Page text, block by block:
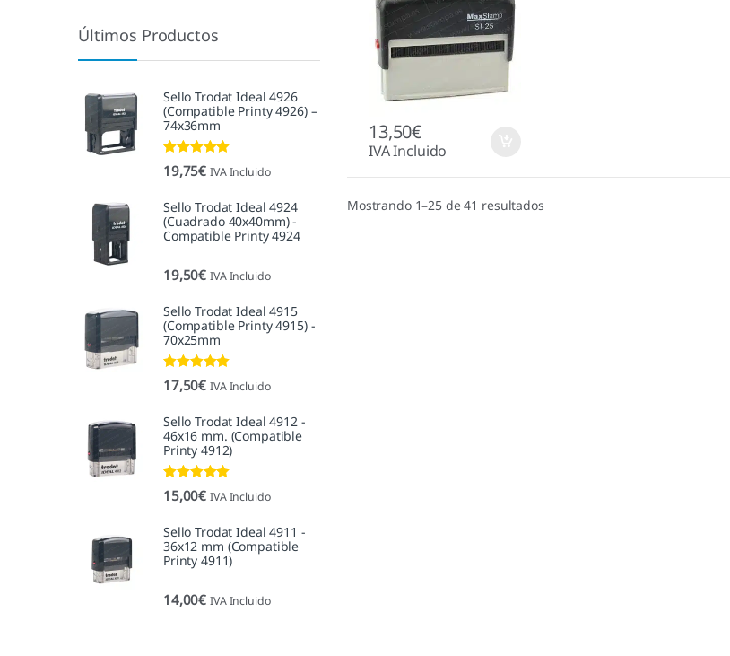
13,50€
IVA Incluido
Mostrando 1–25 de 41 resultados
Últimos Productos
Sello Trodat Ideal 4926
(Compatible Printy 4926) –
74x36mm
Valorado con
5.00de 5
19,75€ IVA Incluido
Sello Trodat Ideal 4924
(Cuadrado 40x40mm) -
Compatible Printy 4924
19,50€ IVA Incluido
Sello Trodat Ideal 4915
(Compatible Printy 4915) -
70x25mm
Valorado con
5.00de 5
17,50€ IVA Incluido
Sello Trodat Ideal 4912 -
46x16 mm. (Compatible
Printy 4912)
Valorado con
5.00de 5
15,00€ IVA Incluido
Sello Trodat Ideal 4911 -
36x12 mm (Compatible
Printy 4911)
14,00€ IVA Incluido